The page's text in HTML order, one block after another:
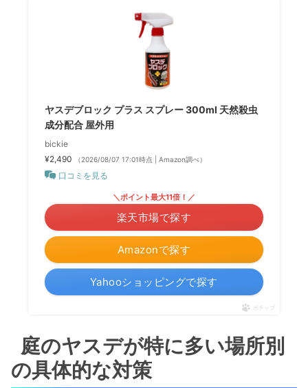
ヤスデブロック プラス スプレー 300ml 天然殺虫
成分配合 屋外用
bickie
¥2,490
（2026/08/07 17:01時点 | Amazon調べ）
口コミを見る
Amazonで探す
＼ポイント最大11倍！／
楽天市場で探す
Yahooショッピングで探す
ポチップ
庭のヤスデが特に多い場所別
の具体的な対策